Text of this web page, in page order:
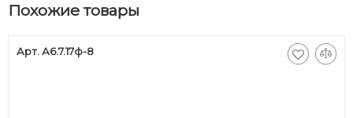
Похожие товары
Арт. А6.7.17ф-8